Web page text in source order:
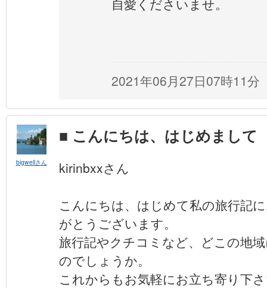
自愛くださいませ。
2021年06月27日07時11分
bigwellさん
■ こんにちは、はじめまして
kirinbxxさん
こんにちは、はじめて私の旅行記
がとうございます。
旅行記やクチコミなど、どこの地
のでしょうか。
これからもお気軽にお立ち寄り下